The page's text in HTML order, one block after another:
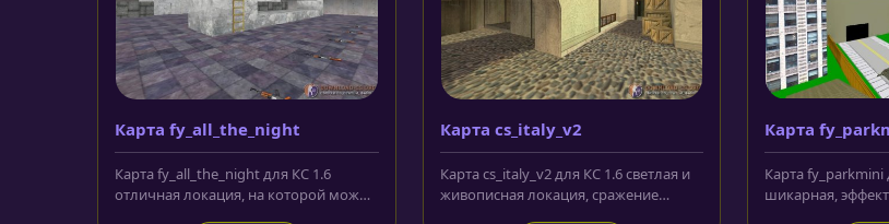
Карта fy_all_the_night
Карта fy_all_the_night для КС 1.6
отличная локация, на которой можно
Карта cs_italy_v2
Карта cs_italy_v2 для КС 1.6 светлая и
живописная локация, сражение
Карта
Карта fy_parkmini
шикарная,